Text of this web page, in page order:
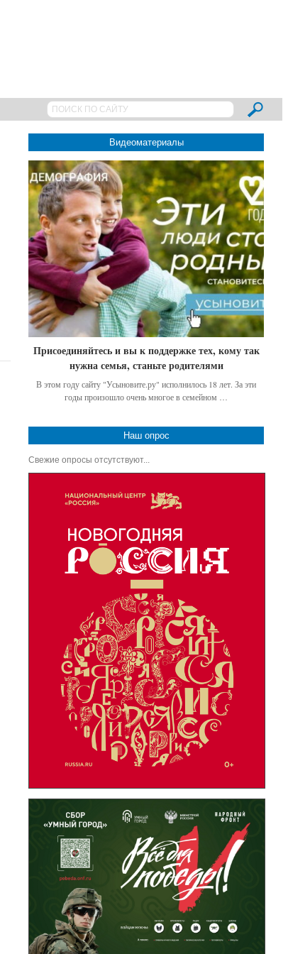
Видеоматериалы
Присоединяйтесь и вы к поддержке тех, кому так
нужна семья, станьте родителями
В этом году сайту "Усыновите.ру" исполнилось 18 лет. За эти
годы произошло очень многое в семейном …
Наш опрос
Свежие опросы отсутствуют...